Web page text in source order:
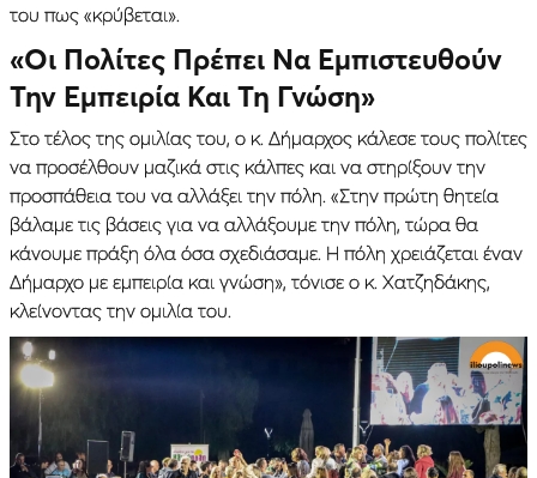
του πως «κρύβεται».
«Οι Πολίτες Πρέπει Να Εμπιστευθούν
Την Εμπειρία Και Τη Γνώση»
Στο τέλος της ομιλίας του, ο κ. Δήμαρχος κάλεσε τους πολίτες
να προσέλθουν μαζικά στις κάλπες και να στηρίξουν την
προσπάθεια του να αλλάξει την πόλη. «Στην πρώτη θητεία
βάλαμε τις βάσεις για να αλλάξουμε την πόλη, τώρα θα
κάνουμε πράξη όλα όσα σχεδιάσαμε. Η πόλη χρειάζεται έναν
Δήμαρχο με εμπειρία και γνώση», τόνισε ο κ. Χατζηδάκης,
κλείνοντας την ομιλία του.